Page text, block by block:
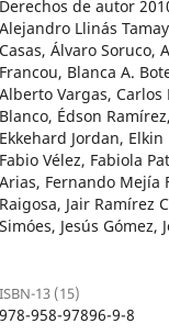
Derechos de autor
Alejandro Llinás
Casas, Álvaro
Francou, Blanca A.
Alberto Vargas, Carlos
Blanco, Édson
Ekkehard Jordan,
Fabio Vélez, Fabiola
Arias, Fernando Mejía
Raigosa, Jair Ramírez
Simóes, Jesús Gómez,
ISBN-13 (15)
978-958-97896-9-8